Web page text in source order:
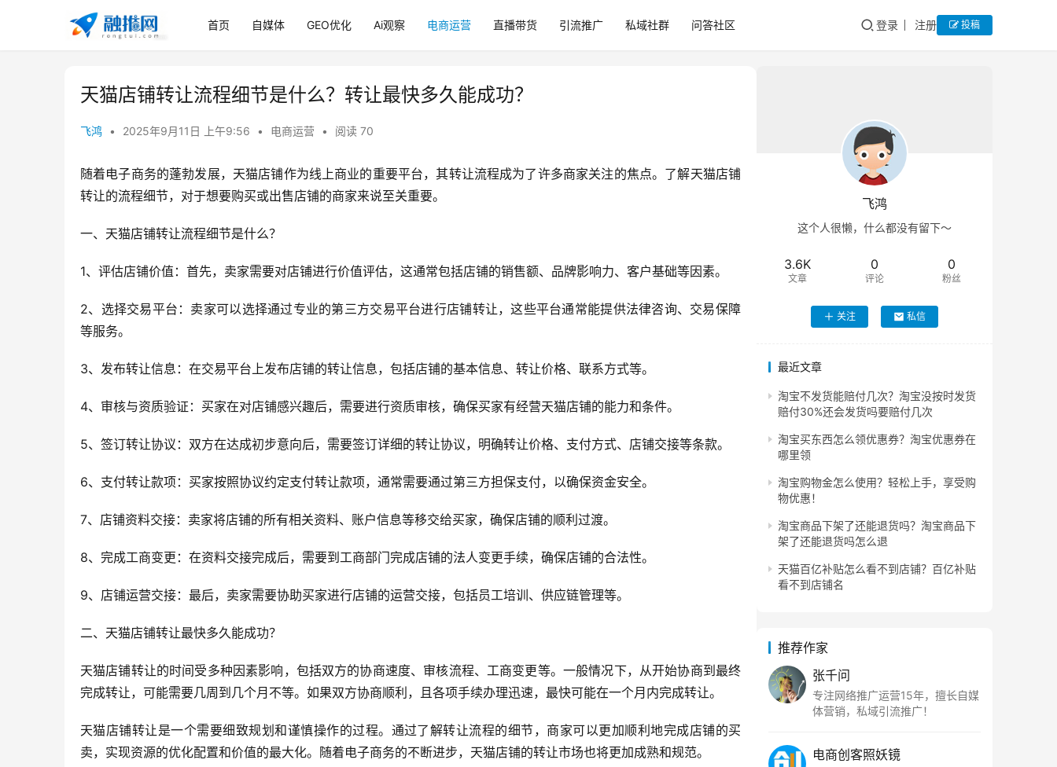
首页 自媒体 GEO优化 Ai观察 电商运营 直播带货 引流推广 私域社群 问答社区 登录 注册 投稿
天猫店铺转让流程细节是什么？转让最快多久能成功？
飞鸿 • 2025年9月11日 上午9:56 • 电商运营 • 阅读 70
随着电子商务的蓬勃发展，天猫店铺作为线上商业的重要平台，其转让流程成为了许多商家关注的焦点。了解天猫店铺
转让的流程细节，对于想要购买或出售店铺的商家来说至关重要。
一、天猫店铺转让流程细节是什么？
1、评估店铺价值：首先，卖家需要对店铺进行价值评估，这通常包括店铺的销售额、品牌影响力、客户基础等因素。
2、选择交易平台：卖家可以选择通过专业的第三方交易平台进行店铺转让，这些平台通常能提供法律咨询、交易保障
等服务。
3、发布转让信息：在交易平台上发布店铺的转让信息，包括店铺的基本信息、转让价格、联系方式等。
4、审核与资质验证：买家在对店铺感兴趣后，需要进行资质审核，确保买家有经营天猫店铺的能力和条件。
5、签订转让协议：双方在达成初步意向后，需要签订详细的转让协议，明确转让价格、支付方式、店铺交接等条款。
6、支付转让款项：买家按照协议约定支付转让款项，通常需要通过第三方担保支付，以确保资金安全。
7、店铺资料交接：卖家将店铺的所有相关资料、账户信息等移交给买家，确保店铺的顺利过渡。
8、完成工商变更：在资料交接完成后，需要到工商部门完成店铺的法人变更手续，确保店铺的合法性。
9、店铺运营交接：最后，卖家需要协助买家进行店铺的运营交接，包括员工培训、供应链管理等。
二、天猫店铺转让最快多久能成功？
天猫店铺转让的时间受多种因素影响，包括双方的协商速度、审核流程、工商变更等。一般情况下，从开始协商到最终
完成转让，可能需要几周到几个月不等。如果双方协商顺利，且各项手续办理迅速，最快可能在一个月内完成转让。
天猫店铺转让是一个需要细致规划和谨慎操作的过程。通过了解转让流程的细节，商家可以更加顺利地完成店铺的买
卖，实现资源的优化配置和价值的最大化。随着电子商务的不断进步，天猫店铺的转让市场也将更加成熟和规范。
飞鸿
这个人很懒，什么都没有留下～
3.6K
文章
0
评论
0
粉丝
关注 私信
最近文章
淘宝不发货能赔付几次？淘宝没按时发货
赔付30%还会发货吗要赔付几次
淘宝买东西怎么领优惠券？淘宝优惠券在
哪里领
淘宝购物金怎么使用？轻松上手，享受购
物优惠！
淘宝商品下架了还能退货吗？淘宝商品下
架了还能退货吗怎么退
天猫百亿补贴怎么看不到店铺？百亿补贴
看不到店铺名
推荐作家
张千问
专注网络推广运营15年，擅长自媒
体营销，私域引流推广！
电商创客照妖镜